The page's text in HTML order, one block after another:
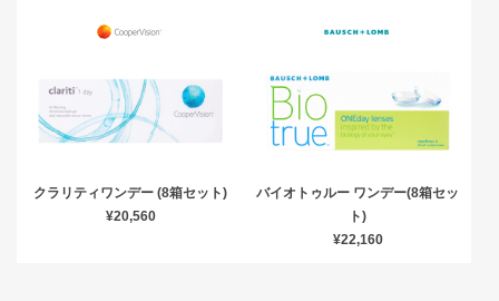
クラリティワンデー (8箱セット)
¥20,560
バイオトゥルー ワンデー(8箱セッ
ト)
¥22,160